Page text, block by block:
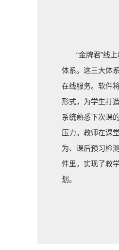
“金牌君”线
体系。这三大体
在线服务。软件
形式，为学生打
系统熟悉下次课
压力。教师在课
为、课后预习检
件里，实现了教
划。